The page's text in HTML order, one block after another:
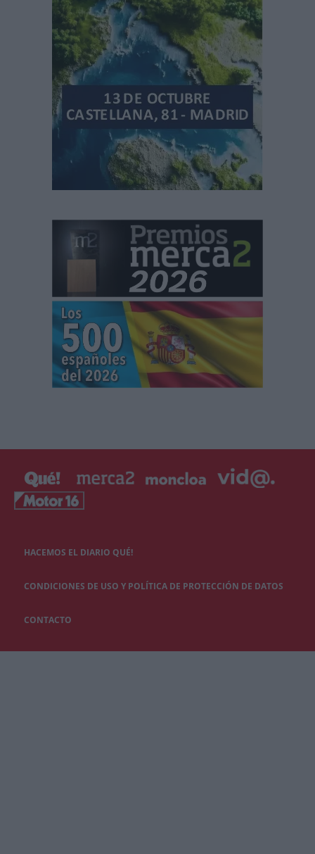
HACEMOS EL DIARIO QUÉ!
CONDICIONES DE USO Y POLÍTICA DE PROTECCIÓN DE DATOS
CONTACTO